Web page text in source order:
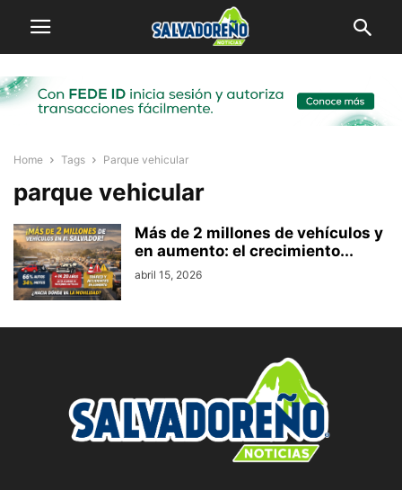
Home Tags Parque vehicular
parque vehicular
Más de 2 millones de vehículos y
en aumento: el crecimiento...
abril 15, 2026